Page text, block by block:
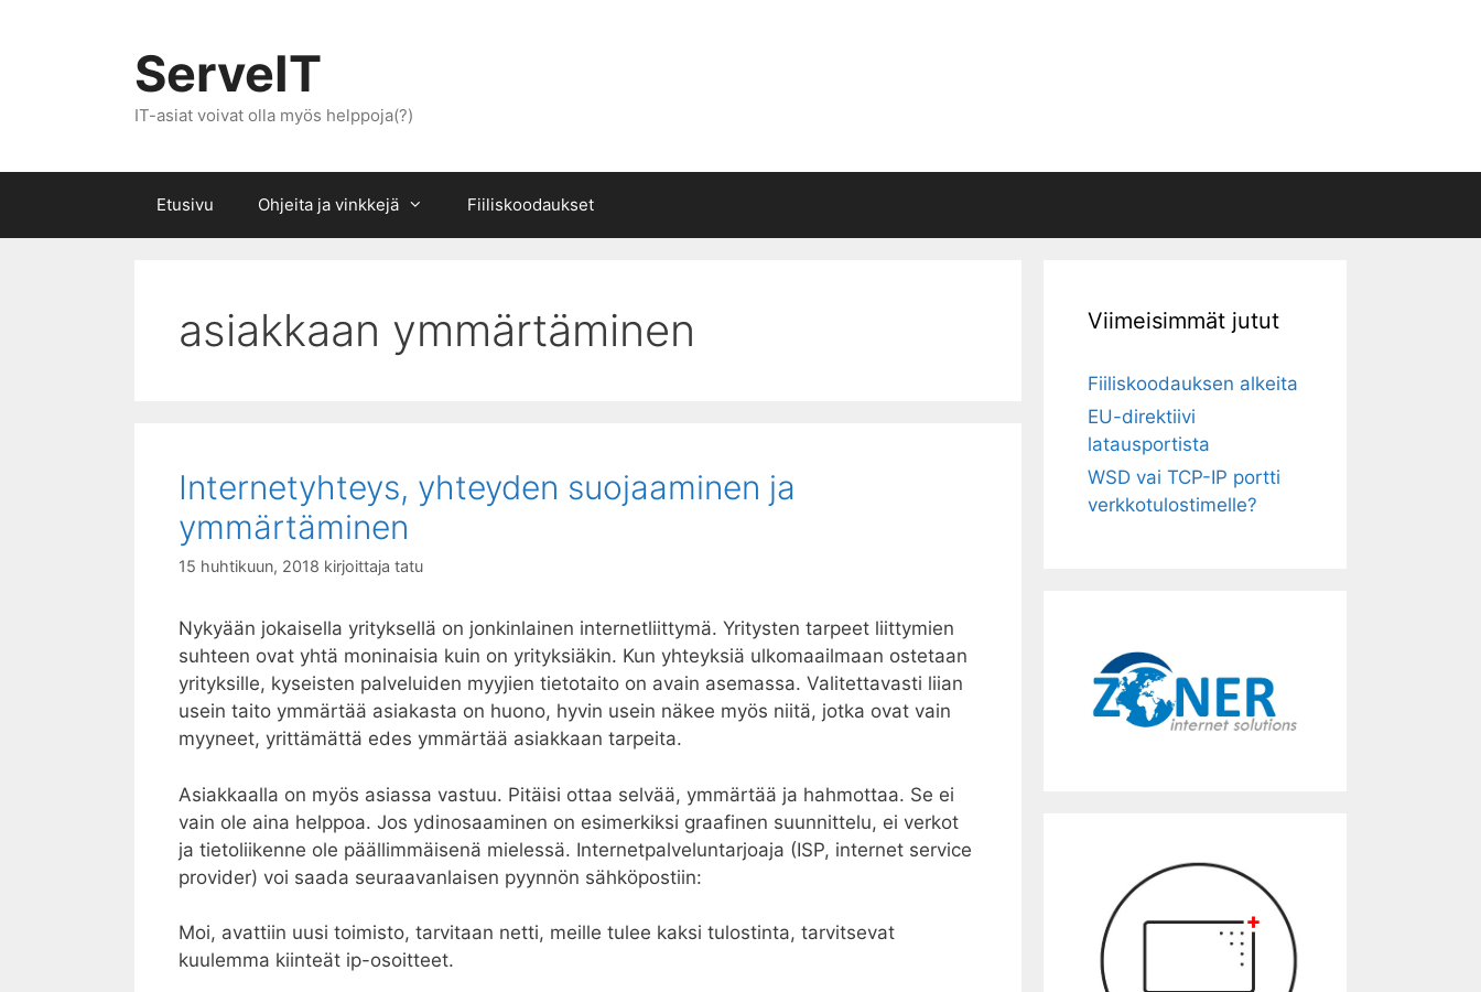
ServeIT
IT-asiat voivat olla myös helppoja(?)
Etusivu Ohjeita ja vinkkejä Fiiliskoodaukset
asiakkaan ymmärtäminen
Internetyhteys, yhteyden suojaaminen ja
ymmärtäminen
15 huhtikuun, 2018 kirjoittaja tatu
Nykyään jokaisella yrityksellä on jonkinlainen internetliittymä. Yritysten tarpeet liittymien
suhteen ovat yhtä moninaisia kuin on yrityksiäkin. Kun yhteyksiä ulkomaailmaan ostetaan
yrityksille, kyseisten palveluiden myyjien tietotaito on avain asemassa. Valitettavasti liian
usein taito ymmärtää asiakasta on huono, hyvin usein näkee myös niitä, jotka ovat vain
myyneet, yrittämättä edes ymmärtää asiakkaan tarpeita.
Asiakkaalla on myös asiassa vastuu. Pitäisi ottaa selvää, ymmärtää ja hahmottaa. Se ei
vain ole aina helppoa. Jos ydinosaaminen on esimerkiksi graafinen suunnittelu, ei verkot
ja tietoliikenne ole päällimmäisenä mielessä. Internetpalveluntarjoaja (ISP, internet service
provider) voi saada seuraavanlaisen pyynnön sähköpostiin:
Moi, avattiin uusi toimisto, tarvitaan netti, meille tulee kaksi tulostinta, tarvitsevat
kuulemma kiinteät ip-osoitteet.
Viimeisimmät jutut
Fiiliskoodauksen alkeita
EU-direktiivi
latausportista
WSD vai TCP-IP portti
verkkotulostimelle?